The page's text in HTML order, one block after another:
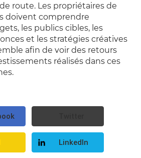
route. Les propriétaires de
doivent comprendre
les publics cibles, les
et les stratégies créatives
afin de voir des retours
réalisés dans ces
LinkedIn